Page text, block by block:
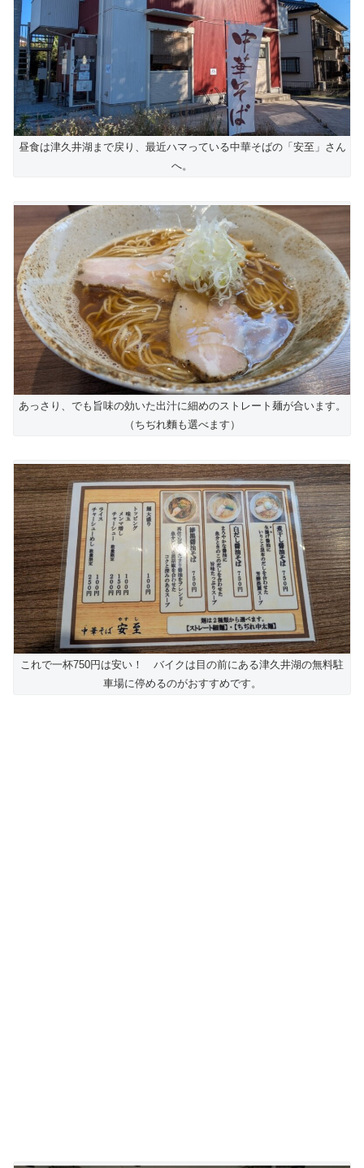
昼食は津久井湖まで戻り、最近ハマっている中華そばの「安至」さん
へ。
あっさり、でも旨味の効いた出汁に細めのストレート麺が合います。
（ちぢれ麵も選べます）
これで一杯750円は安い！ バイクは目の前にある津久井湖の無料駐
車場に停めるのがおすすめです。